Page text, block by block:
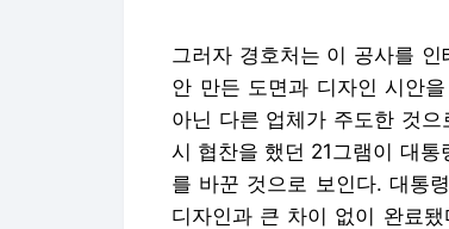
그러자 경호처는 이 공사를
안 만든 도면과 디자인 시안
아닌 다른 업체가 주도한 것
시 협찬을 했던 21그램이 대
를 바꾼 것으로 보인다. 대통
디자인과 큰 차이 없이 완료